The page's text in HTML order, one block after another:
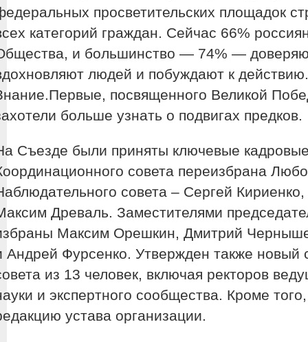
просветительских площадок
категорий граждан. Сейчас 66%
и большинство — 74% —
людей и побуждают к
посвященного Великой
больше узнать о подвигах предков.
Съезде были приняты ключевые
совета переизбрана
совета – Сергей
Древаль. Заместителями
Максим Орешкин, Дмитрий
Андрей Фурсенко. Утвержден также новый
из 13 человек, включая ректоров
и экспертного сообщества. Кроме
устава организации.